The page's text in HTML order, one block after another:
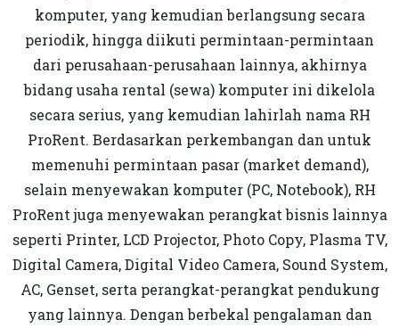
komputer, yang kemudian berlangsung secara
periodik, hingga diikuti permintaan-permintaan
dari perusahaan-perusahaan lainnya, akhirnya
bidang usaha rental (sewa) komputer ini dikelola
secara serius, yang kemudian lahirlah nama RH
ProRent. Berdasarkan perkembangan dan untuk
memenuhi permintaan pasar (market demand),
selain menyewakan komputer (PC, Notebook), RH
ProRent juga menyewakan perangkat bisnis lainnya
seperti Printer, LCD Projector, Photo Copy, Plasma TV,
Digital Camera, Digital Video Camera, Sound System,
AC, Genset, serta perangkat-perangkat pendukung
yang lainnya. Dengan berbekal pengalaman dan